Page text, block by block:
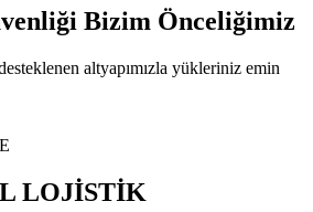
Bizim Önceliğimiz
altyapımızla yükleriniz emin
LOJİSTİK